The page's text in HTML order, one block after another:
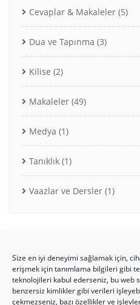
Size en iyi deneyimi sağlamak için,
erişmek için tanımlama bilgileri gibi
teknolojileri kabul ederseniz, bu web
benzersiz kimlikler gibi verileri
çekmezseniz, bazı özellikler ve
Cevaplar & Makaleler (5)
Dua ve Tapınma (3)
Kilise (2)
Makaleler (49)
Medya (1)
Tanıklık (1)
Vaazlar ve Dersler (1)
ETIKETLER
Bible(3)